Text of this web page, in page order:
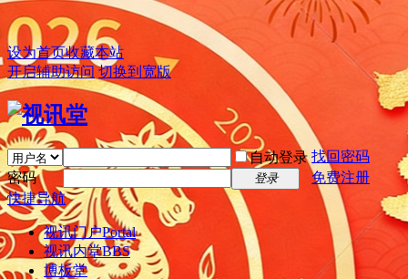
设为首页收藏本站
开启辅助访问 切换到宽版
自动登录 找回密码
密码
登录
免费注册
快捷导航
视讯门户Portal
视讯内堂BBS
博板堂